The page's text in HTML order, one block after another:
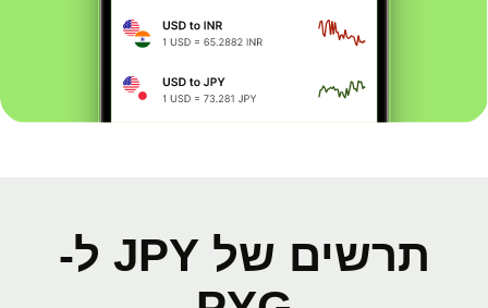
תרשים של JPY ל-